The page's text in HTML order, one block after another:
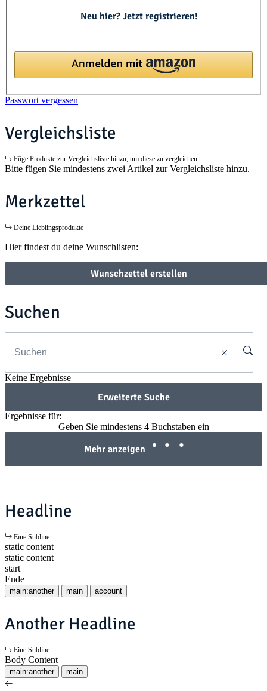
Neu hier? Jetzt registrieren!
Passwort vergessen
Vergleichsliste
Füge Produkte zur Vergleichsliste hinzu, um diese zu vergleichen.
Bitte fügen Sie mindestens zwei Artikel zur Vergleichsliste hinzu.
Merkzettel
Deine Lieblingsprodukte
Hier findest du deine Wunschlisten:
Wunschzettel erstellen
Suchen
Keine Ergebnisse
Erweiterte Suche
Ergebnisse für:
Geben Sie mindestens 4 Buchstaben ein
Mehr anzeigen
Headline
Eine Subline
static content
static content
start
Ende
main:another main account
Another Headline
Eine Subline
Body Content
main:another main